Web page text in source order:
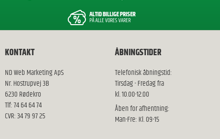
ALTID BILLIGE PRISER
PÅ ALLE VORES VARER
KONTAKT
ND Web Marketing ApS
Nr. Hostrupvej 3B
6230 Rødekro
Tlf: 74 64 64 74
CVR: 34 79 97 25
ÅBNINGSTIDER
Telefonisk åbningstid:
Tirsdag - Fredag fra
kl. 10.00-12.00
Åben for afhentning:
Man-Fre: Kl. 09-15